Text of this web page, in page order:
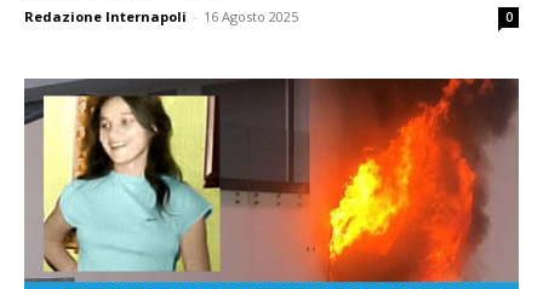
Redazione Internapoli - 16 Agosto 2025 0